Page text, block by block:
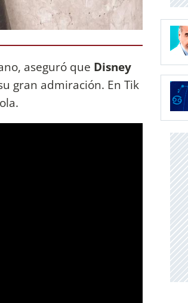
aseguró que Disney
gran admiración. En Tik